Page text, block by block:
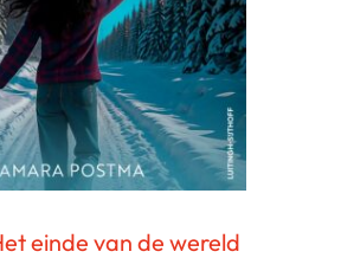
einde van de wereld